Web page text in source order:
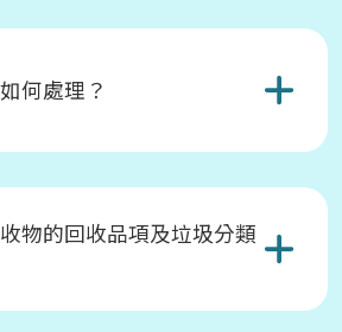
何處理？
物的回收品項及垃圾分類